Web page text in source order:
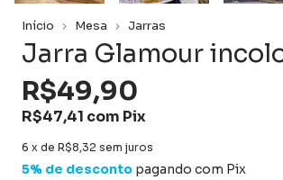
Início Mesa Jarras
Jarra Glamour
R$49,90
R$47,41 com Pix
6 x de R$8,32 sem juros
5% de desconto pagando com Pix